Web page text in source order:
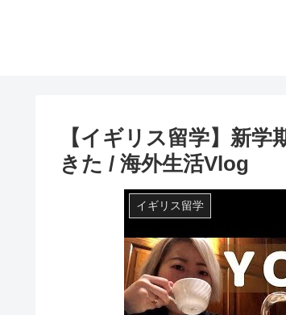
【イギリス留学】新
きた / 海外生活Vlog
イギリス留学